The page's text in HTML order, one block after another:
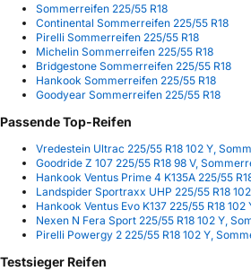
Sommerreifen 225/55 R18
Continental Sommerreifen 225/55 R18
Pirelli Sommerreifen 225/55 R18
Michelin Sommerreifen 225/55 R18
Bridgestone Sommerreifen 225/55 R18
Hankook Sommerreifen 225/55 R18
Goodyear Sommerreifen 225/55 R18
Passende Top-Reifen
Vredestein Ultrac 225/55 R18 102 Y,
Goodride Z 107 225/55 R18 98 V,
Hankook Ventus Prime 4 K135A 225/55
Landspider Sportraxx UHP 225/55 R18
Hankook Ventus Evo K137 225/55 R18
Nexen N Fera Sport 225/55 R18 102 Y,
Pirelli Powergy 2 225/55 R18 102 Y,
Testsieger Reifen